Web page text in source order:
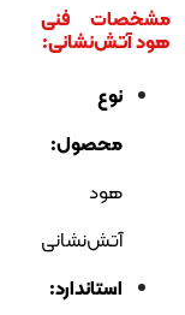
مشخصات فنی
هود آتش‌نشانی:
نوع
محصول:
هود
آتش‌نشانی
استاندارد: